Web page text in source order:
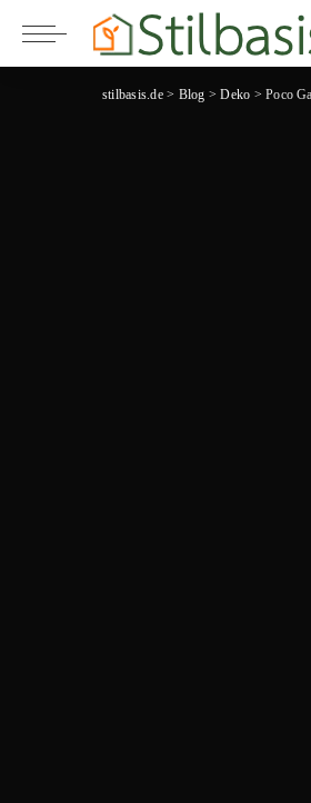
stilbasis.de> Blog >Deko >Poco